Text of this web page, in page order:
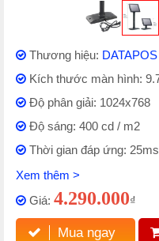
Thương hiệu: DATAPOS
Kích thước màn hình:
Độ phân giải: 1024x768
Độ sáng: 400 cd / m2
Thời gian đáp ứng: 25ms
Xem thêm >
Giá: 4.290.000₫
Mua ngay